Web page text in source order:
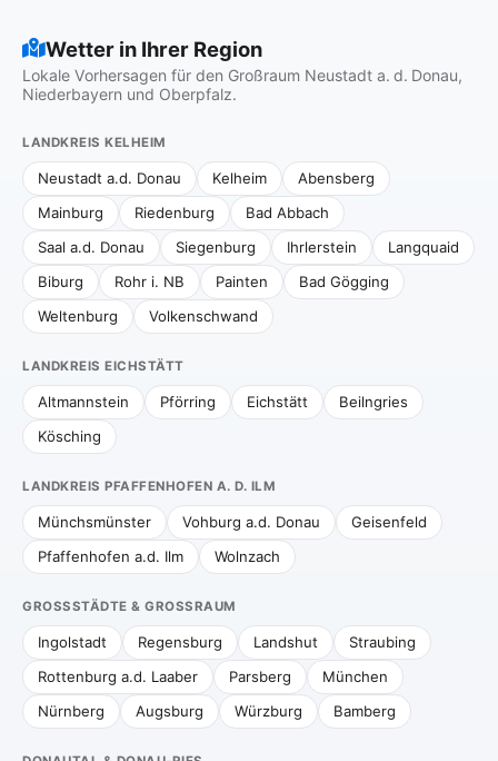
Wetter in Ihrer Region
Lokale Vorhersagen für den Großraum Neustadt a. d. Donau,
Niederbayern und Oberpfalz.
LANDKREIS KELHEIM
Neustadt a.d. Donau Kelheim
Abensberg
Mainburg
Riedenburg
Bad Abbach
Saal a.d. Donau
Siegenburg Ihrlerstein
Langquaid
Biburg
Rohr i. NB Painten
Bad Gögging
Weltenburg
Volkenschwand
LANDKREIS EICHSTÄTT
Altmannstein Pförring Eichstätt
Beilngries
Kösching
LANDKREIS PFAFFENHOFEN A. D. ILM
Münchsmünster Vohburg a.d. Donau
Geisenfeld
Pfaffenhofen a.d. Ilm
Wolnzach
GROSSSTÄDTE & GROSSRAUM
Ingolstadt Regensburg Landshut
Straubing
Rottenburg a.d. Laaber
Parsberg
München
Nürnberg
Augsburg Würzburg Bamberg